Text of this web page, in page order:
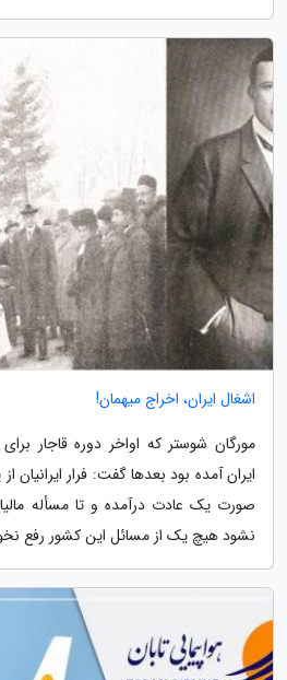
اشغال ایران، اخراج میهمان!
مورگان شوستر که اواخر دوره قاجار
ایران آمده بود بعدها گفت: فرار ایرانیان
صورت یک عادت درآمده و تا مسأله
نشود هیچ یک از مسائل این کشور رفع